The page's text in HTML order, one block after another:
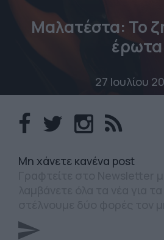
Μαλατέστα: Το
έρωτα
27 Ιουλίου
Mη χάνετε κανένα post